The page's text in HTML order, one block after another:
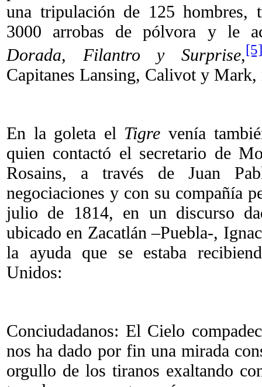
una tripulación de 125 hombres,
3000 arrobas de pólvora y le
Dorada, Filantro y Surprise,[5]
Capitanes Lansing, Calivot y Mark,
En la goleta el Tigre venía
quien contactó el secretario de
Rosains, a través de Juan
negociaciones y con su compañía
julio de 1814, en un discurso
ubicado en Zacatlán –Puebla-,
la ayuda que se estaba
Unidos:
Conciudadanos: El Cielo
nos ha dado por fin una mirada
orgullo de los tiranos exaltando